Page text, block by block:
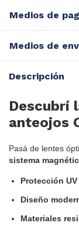
Medios de
Medios de
Descripción
Descubrí
anteojos
Pasá de lentes
sistema
Protección UV
Diseño
Materiales